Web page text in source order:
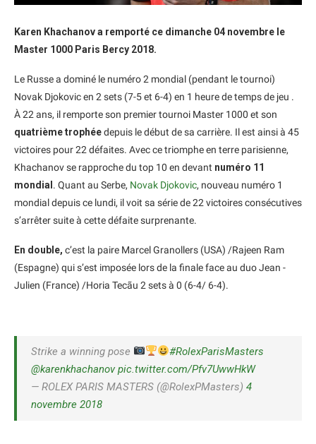
Karen Khachanov a remporté ce dimanche 04 novembre le
Master 1000 Paris Bercy 2018.
Le Russe a dominé le numéro 2 mondial (pendant le tournoi)
Novak Djokovic en 2 sets (7-5 et 6-4) en 1 heure de temps de jeu .
À 22 ans, il remporte son premier tournoi Master 1000 et son
quatrième trophéedepuis le début de sa carrière. Il est ainsi à 45
victoires pour 22 défaites. Avec ce triomphe en terre parisienne,
Khachanov se rapproche du top 10 en devant numéro 11
mondial. Quant au Serbe, Novak Djokovic, nouveau numéro 1
mondial depuis ce lundi, il voit sa série de 22 victoires consécutives
s’arrêter suite à cette défaite surprenante.
En double, c’est la paire Marcel Granollers (USA) /Rajeen Ram
(Espagne) qui s’est imposée lors de la finale face au duo Jean -
Julien (France) /Horia Tecãu 2 sets à 0 (6-4/ 6-4).
Strike a winning pose
#RolexParisMasters
@karenkhachanov pic.twitter.com/Pfv7UwwHkW
— ROLEX PARIS MASTERS (@RolexPMasters) 4
novembre 2018